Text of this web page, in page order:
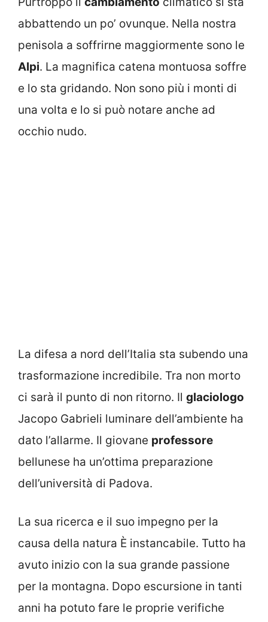
abbattendo un po’ ovunque. Nella nostra
penisola a soffrirne maggiormente sono le
Alpi. La magnifica catena montuosa soffre
e lo sta gridando. Non sono più i monti di
una volta e lo si può notare anche ad
occhio nudo.
La difesa a nord dell’Italia sta subendo una
trasformazione incredibile. Tra non morto
ci sarà il punto di non ritorno. Il glaciologo
Jacopo Gabrieli luminare dell’ambiente ha
dato l’allarme. Il giovane professore
bellunese ha un’ottima preparazione
dell’università di Padova.
La sua ricerca e il suo impegno per la
causa della natura È instancabile. Tutto ha
avuto inizio con la sua grande passione
per la montagna. Dopo escursione in tanti
anni ha potuto fare le proprie verifiche